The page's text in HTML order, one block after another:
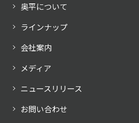
奥平について
ラインナップ
会社案内
メディア
ニュースリリース
お問い合わせ